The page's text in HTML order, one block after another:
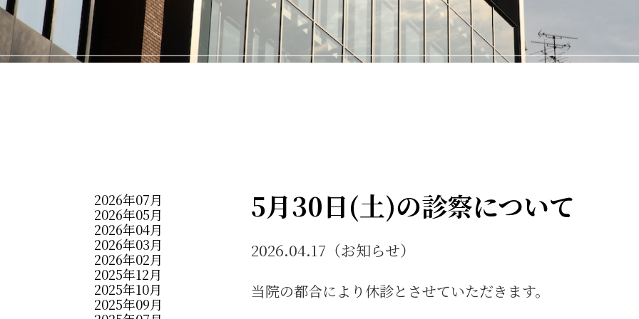
5月30日(土)の診察について
2026.04.17（お知らせ）
当院の都合により休診とさせていただきます。
2026年07月
2026年05月
2026年04月
2026年03月
2026年02月
2025年12月
2025年10月
2025年09月